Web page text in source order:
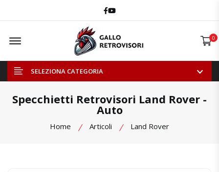
Facebook
Youtube
Offcanvas Menu Open 0
SELEZIONA CATEGORIA
Specchietti Retrovisori Land Rover -
Auto
Home Articoli Land Rover